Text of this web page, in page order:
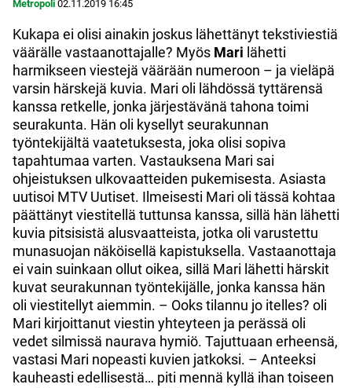
Metropoli 02.11.2019 16:45
Kukapa ei olisi ainakin joskus lähettänyt tekstiviestiä
väärälle vastaanottajalle? Myös Mari lähetti
harmikseen viestejä väärään numeroon – ja vieläpä
varsin härskejä kuvia. Mari oli lähdössä tyttärensä
kanssa retkelle, jonka järjestävänä tahona toimi
seurakunta. Hän oli kysellyt seurakunnan
työntekijältä vaatetuksesta, joka olisi sopiva
tapahtumaa varten. Vastauksena Mari sai
ohjeistuksen ulkovaatteiden pukemisesta. Asiasta
uutisoi MTV Uutiset. Ilmeisesti Mari oli tässä kohtaa
päättänyt viestitellä tuttunsa kanssa, sillä hän lähetti
kuvia pitsisistä alusvaatteista, jotka oli varustettu
munasuojan näköisellä kapistuksella. Vastaanottaja
ei vain suinkaan ollut oikea, sillä Mari lähetti härskit
kuvat seurakunnan työntekijälle, jonka kanssa hän
oli viestitellyt aiemmin. – Ooks tilannu jo itelles? oli
Mari kirjoittanut viestin yhteyteen ja perässä oli
vedet silmissä naurava hymiö. Tajuttuaan erheensä,
vastasi Mari nopeasti kuvien jatkoksi. – Anteeksi
kauheasti edellisestä… piti mennä kyllä ihan toiseen